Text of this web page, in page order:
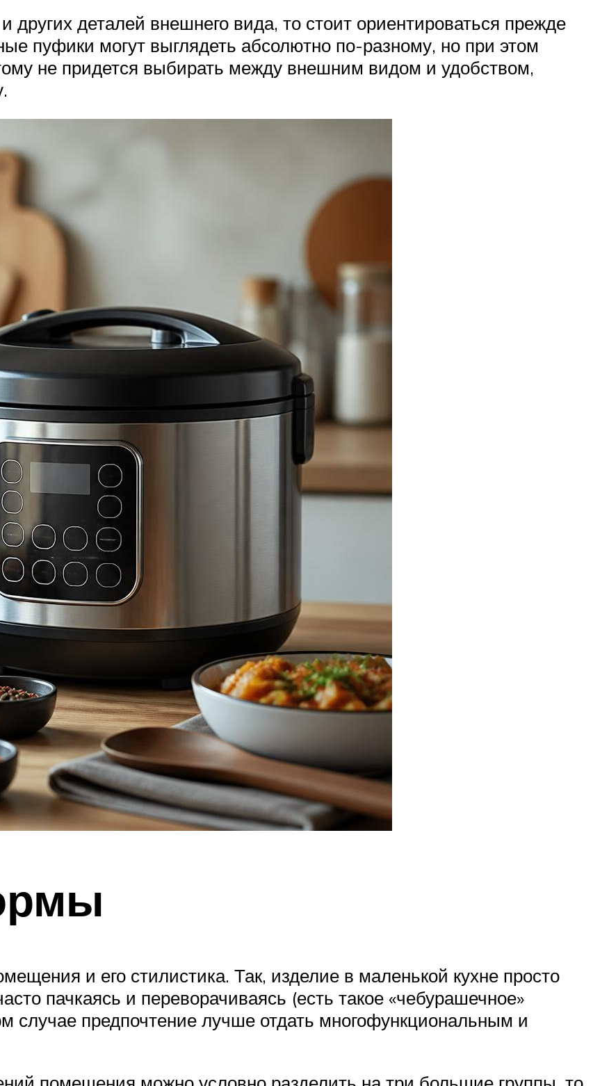
деталей внешнего вида, то стоит ориентироваться прежде
пуфики могут выглядеть абсолютно по-разному, но при этом
не придется выбирать между внешним видом и удобством,
и его стилистика. Так, изделие в маленькой кухне просто
пачкаясь и переворачиваясь (есть такое «чебурашечное»
случае предпочтение лучше отдать многофункциональным и